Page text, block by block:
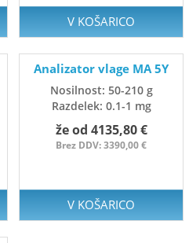
V KOŠARICO
Analizator vlage MA 5Y
Nosilnost: 50-210 g
Razdelek: 0.1-1 mg
že od 4135,80 €
Brez DDV: 3390,00 €
V KOŠARICO